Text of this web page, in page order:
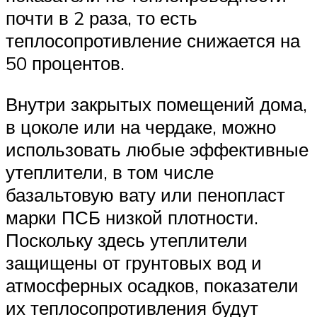
почти в 2 раза, то есть
теплосопротивление снижается на
50 процентов.
Внутри закрытых помещений дома,
в цоколе или на чердаке, можно
использовать любые эффективные
утеплители, в том числе
базальтовую вату или пенопласт
марки ПСБ низкой плотности.
Поскольку здесь утеплители
защищены от грунтовых вод и
атмосферных осадков, показатели
их теплосопротивления будут